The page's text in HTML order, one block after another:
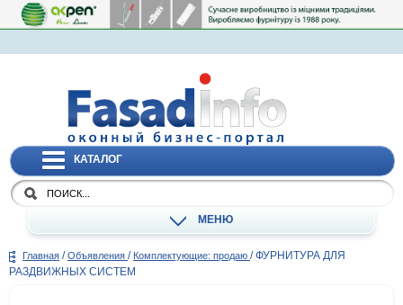
КАТАЛОГ
МЕНЮ
Главная / Объявления / Комплектующие: продаю / ФУРНИТУРА ДЛЯ
РАЗДВИЖНЫХ СИСТЕМ